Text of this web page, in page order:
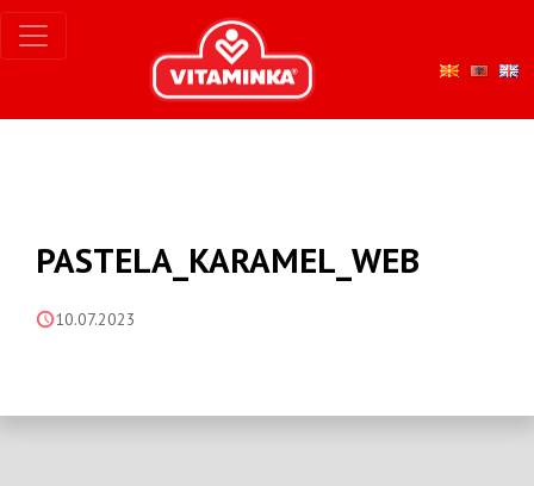
PASTELA_KARAMEL_WEB
10.07.2023